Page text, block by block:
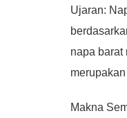
Ujaran:
napa barat
Makna